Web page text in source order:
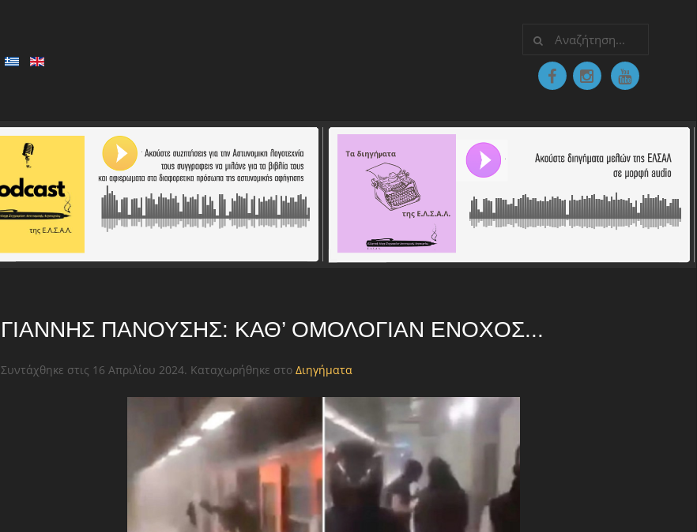
ΓΙΆΝΝΗΣ ΠΑΝΟΎΣΗΣ: ΚΑΘ’ ΟΜΟΛΟΓΊΑΝ ΈΝΟΧΟΣ...
Συντάχθηκε στις 16 Απριλίου 2024. Καταχωρήθηκε στοΔιηγήματα